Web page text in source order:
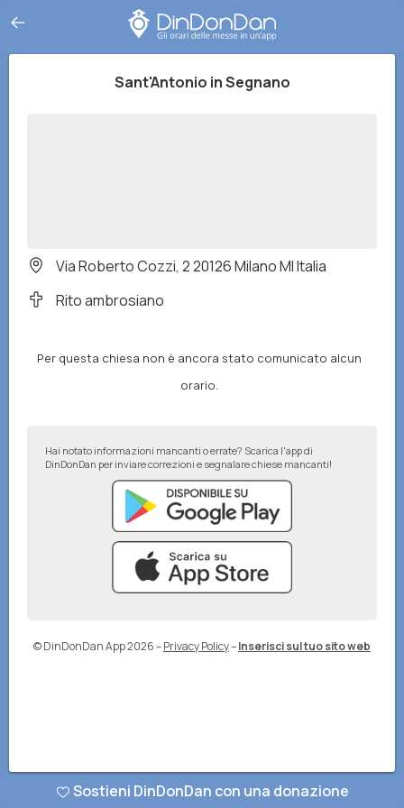
Sant'Antonio in Segnano
Via Roberto Cozzi, 2 20126 Milano MI Italia
Rito ambrosiano
Per questa chiesa non è ancora stato comunicato alcun
orario.
Hai notato informazioni mancanti o errate? Scarica l'app di
DinDonDan per inviare correzioni e segnalare chiese mancanti!
© DinDonDan App 2026–Privacy Policy–Inserisci sul tuo sito web
Sostieni DinDonDan con una donazione